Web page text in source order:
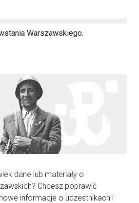
Warszawskiego.
dane lub materiały o
Chcesz poprawić
informacje o uczestnikach i